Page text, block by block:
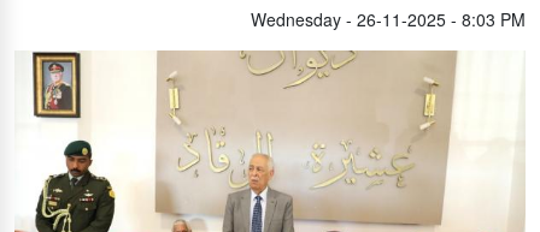
Wednesday - 26-11-2025 - 8:03 PM